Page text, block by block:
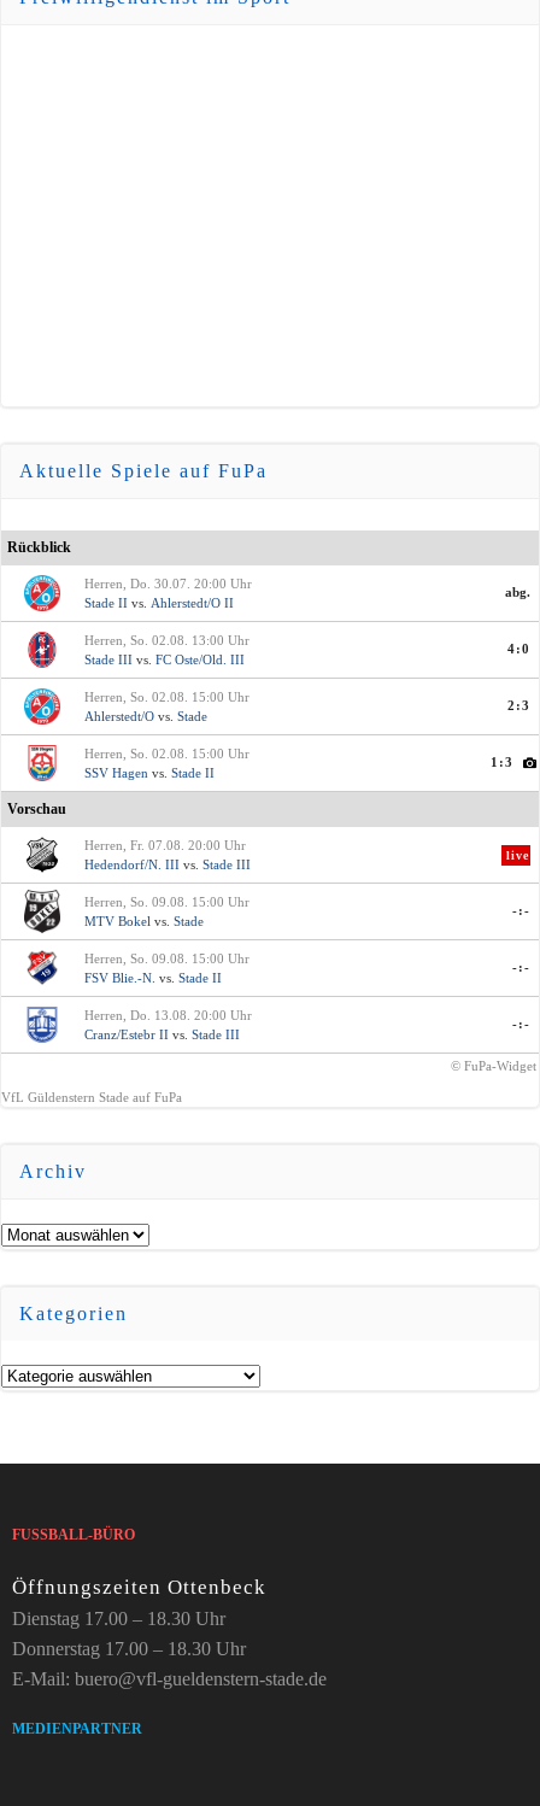
Aktuelle Spiele auf FuPa
Rückblick
Herren, Do. 30.07. 20:00 Uhr
Stade II vs. Ahlerstedt/O II
abg.
Herren, So. 02.08. 13:00 Uhr
Stade III vs. FC Oste/Old. III
4:0
Herren, So. 02.08. 15:00 Uhr
Ahlerstedt/O vs. Stade
2:3
Herren, So. 02.08. 15:00 Uhr
SSV Hagen vs. Stade II
1:3
Vorschau
Herren, Fr. 07.08. 20:00 Uhr
Hedendorf/N. III vs. Stade III
live
Herren, So. 09.08. 15:00 Uhr
MTV Bokel vs. Stade
-:-
Herren, So. 09.08. 15:00 Uhr
FSV Blie.-N. vs. Stade II
-:-
Herren, Do. 13.08. 20:00 Uhr
Cranz/Estebr II vs. Stade III
-:-
© FuPa-Widget
VfL Güldenstern Stade auf FuPa
Archiv
Archiv
Kategorien
Kategorien
FUSSBALL-BÜRO
Öffnungszeiten Ottenbeck
Dienstag 17.00 – 18.30 Uhr
Donnerstag 17.00 – 18.30 Uhr
E-Mail: buero@vfl-gueldenstern-stade.de
MEDIENPARTNER